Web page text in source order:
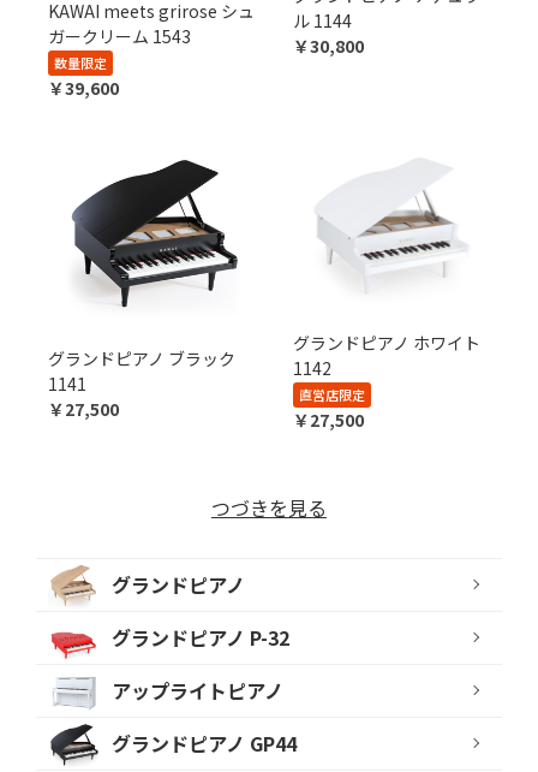
KAWAI meets grirose シュ
ガークリーム 1543
数量限定
￥39,600
ル 1144
￥30,800
グランドピアノ ブラック
1141
￥27,500
グランドピアノ ホワイト
1142
直営店限定
￥27,500
つづきを見る
グランドピアノ
グランドピアノ P-32
アップライトピアノ
グランドピアノ GP44